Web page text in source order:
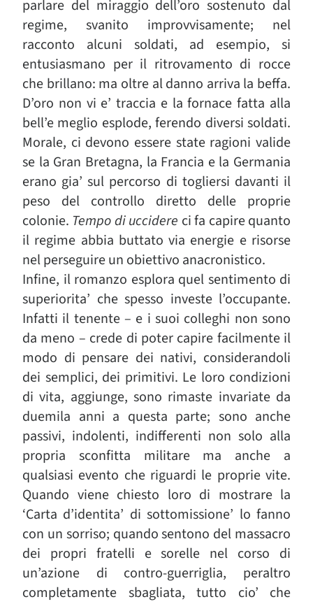
parlare del miraggio dell’oro sostenuto dal
regime, svanito improvvisamente; nel
racconto alcuni soldati, ad esempio, si
entusiasmano per il ritrovamento di rocce
che brillano: ma oltre al danno arriva la beffa.
D’oro non vi e’ traccia e la fornace fatta alla
bell’e meglio esplode, ferendo diversi soldati.
Morale, ci devono essere state ragioni valide
se la Gran Bretagna, la Francia e la Germania
erano gia’ sul percorso di togliersi davanti il
peso del controllo diretto delle proprie
colonie. Tempo di uccidere ci fa capire quanto
il regime abbia buttato via energie e risorse
nel perseguire un obiettivo anacronistico.
Infine, il romanzo esplora quel sentimento di
superiorita’ che spesso investe l’occupante.
Infatti il tenente – e i suoi colleghi non sono
da meno – crede di poter capire facilmente il
modo di pensare dei nativi, considerandoli
dei semplici, dei primitivi. Le loro condizioni
di vita, aggiunge, sono rimaste invariate da
duemila anni a questa parte; sono anche
passivi, indolenti, indifferenti non solo alla
propria sconfitta militare ma anche a
qualsiasi evento che riguardi le proprie vite.
Quando viene chiesto loro di mostrare la
‘Carta d’identita’ di sottomissione’ lo fanno
con un sorriso; quando sentono del massacro
dei propri fratelli e sorelle nel corso di
un’azione di contro-guerriglia, peraltro
completamente sbagliata, tutto cio’ che